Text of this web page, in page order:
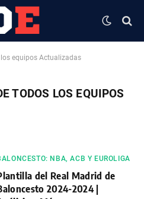
equipos Actualizadas
TODOS LOS EQUIPOS
NBA, ACB Y EUROLIGA
del Real Madrid de
2024-2024 |